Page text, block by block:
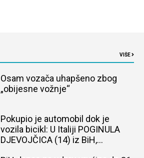
VIŠE
Osam vozača uhapšeno zbog
„obijesne vožnje“
Pokupio je automobil dok je
vozila bicikl: U Italiji POGINULA
DJEVOJČICA (14) iz BiH,